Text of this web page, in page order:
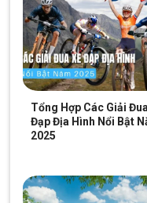
các dòng touring, được
Tổng Hợp Các Giải
Đạp Địa Hình Nổi Bật
2025